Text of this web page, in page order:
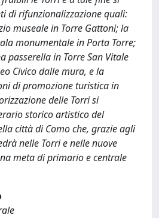
di rifunzionalizzazione quali:
museale in Torre Gattoni; la
monumentale in Porta Torre;
passerella in Torre San Vitale
Civico dalle mura, e la
di promozione turistica in
delle Torri si
storico artistico del
città di Como che, grazie agli
nelle Torri e nelle nuove
meta di primario e centrale